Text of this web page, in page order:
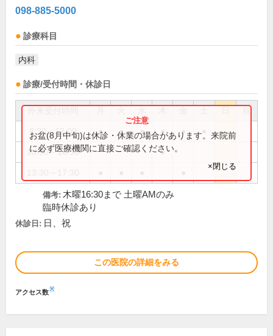
098-885-5000
診療科目
内科
診療/受付時間・休診日
祝
8:30～12:00 ● ● ● ● ●
13:30～16:30 ●
お盆(8月中旬)は休診・休業の場合があります。来院前
に必ず医療機関に直接ご確認ください。
×閉じる
備考: 木曜16:30まで 土曜AMのみ
臨時休診あり
休診日: 日、祝
この医院の詳細をみる
アクセス数※